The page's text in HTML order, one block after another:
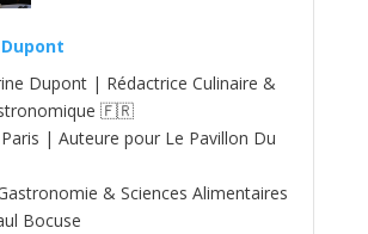
Dupont | Rédactrice Culinaire &
🇫🇷
| Auteure pour Le Pavillon Du
& Sciences Alimentaires
Bocuse